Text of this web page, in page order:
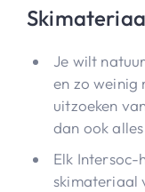
Je wilt
en zo weinig
uitzoeken
dan ook
Elk Intersoc-
skimateriaal